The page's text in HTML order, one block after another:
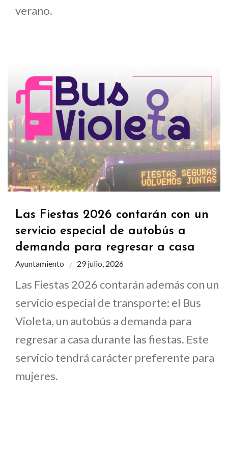
verano.
Las Fiestas 2026 contarán con un
servicio especial de autobús a
demanda para regresar a casa
Ayuntamiento 29 julio, 2026
Las Fiestas 2026 contarán además con un
servicio especial de transporte: el Bus
Violeta, un autobús a demanda para
regresar a casa durante las fiestas. Este
servicio tendrá carácter preferente para
mujeres.